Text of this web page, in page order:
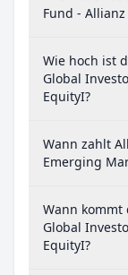
Fund -
Wie hoch ist
Global
EquityI?
Wann zahlt
Emerging
Wann kommt
Global
EquityI?